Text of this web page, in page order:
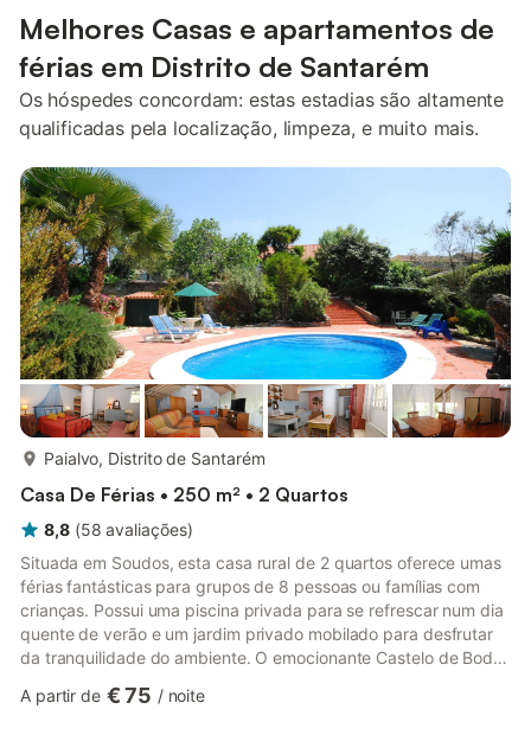
Melhores Casas e apartamentos de
férias em Distrito de Santarém
Os hóspedes concordam: estas estadias são altamente
qualificadas pela localização, limpeza, e muito mais.
Paialvo, Distrito de Santarém
Casa De Férias • 250 m² • 2 Quartos
8,8 (58 avaliações)
Situada em Soudos, esta casa rural de 2 quartos oferece umas
férias fantásticas para grupos de 8 pessoas ou famílias com
crianças. Possui uma piscina privada para se refrescar num dia
quente de verão e um jardim privado mobilado para desfrutar
da tranquilidade do ambiente. O emocionante Castelo de Bode,
perto. Nazaré e Peniche, a 70 km, têm muitas praias bonitas.
A partir de € 75 / noite